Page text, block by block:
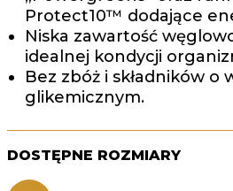
Protect10™ dodające
Niska zawartość
idealnej kondycji
Bez zbóż i składników o
glikemicznym.
DOSTĘPNE ROZMIARY